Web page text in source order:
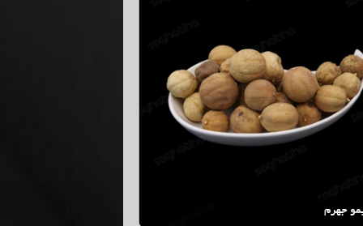
جهرم